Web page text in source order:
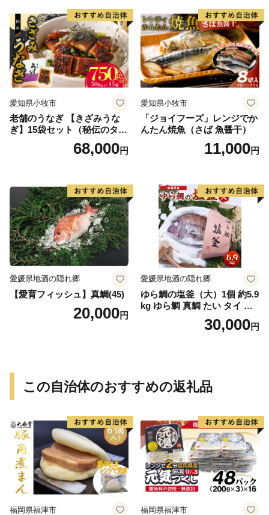
り寄せグルメ 愛知県 小牧市
送料無料
愛知県小牧市
老舗のうなぎ 【きざみうな
ぎ】15袋セット（秘伝のタレ
68,000円
愛知県小牧市
「ジョイフーズ」レンジでか
んたん焼魚（さば 魚醤干）
11,000円
愛媛県地酒の隠れ郷
【愛育フィッシュ】真鯛(45)
20,000円
愛媛県地酒の隠れ郷
ゆら鯛の塩釜（大）1個 約5.9
kg ゆら鯛 真鯛 たい タイ 鯛
塩釜焼き 塩釜 魚 魚介類 海鮮
祝い事 お祝い ハレの日 食品
30,000円
この自治体のおすすめの返礼品
福岡県福津市 福岡県福津市